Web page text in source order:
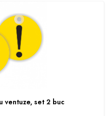
ventuze, set 2 buc